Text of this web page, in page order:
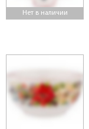
Нет в наличии